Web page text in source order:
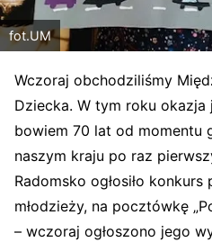
fot.UM
Wczoraj obchodziliśmy
Dziecka. W tym roku okazja
bowiem 70 lat od momentu
naszym kraju po raz
Radomsko ogłosiło
młodzieży, na pocztówkę
– wczoraj ogłoszono jego